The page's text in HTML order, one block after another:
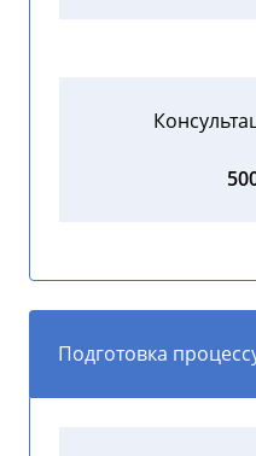
Подготовка